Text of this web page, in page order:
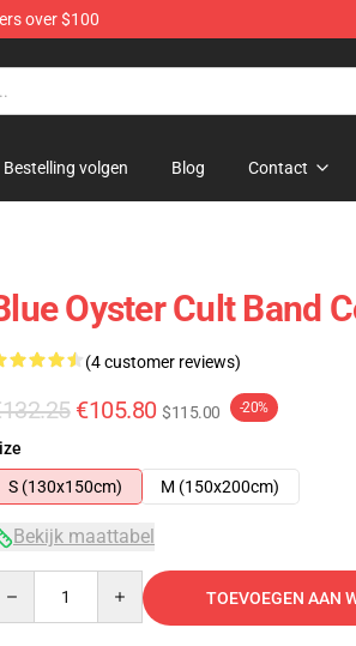
over $100
Bestelling volgen Blog Contact
Oyster Cult Band
(4 customer reviews)
€105.80 $115.00 -20%
S (130x150cm)
M (150x200cm)
Bekijk maattabel
TOEVOEGEN AAN